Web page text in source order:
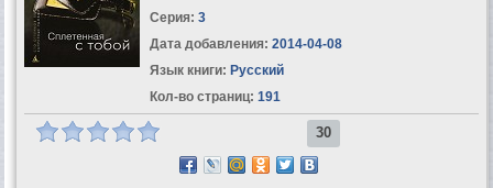
Серия: 3
Дата добавления: 2014-04-08
Язык книги: Русский
Кол-во страниц: 191
30